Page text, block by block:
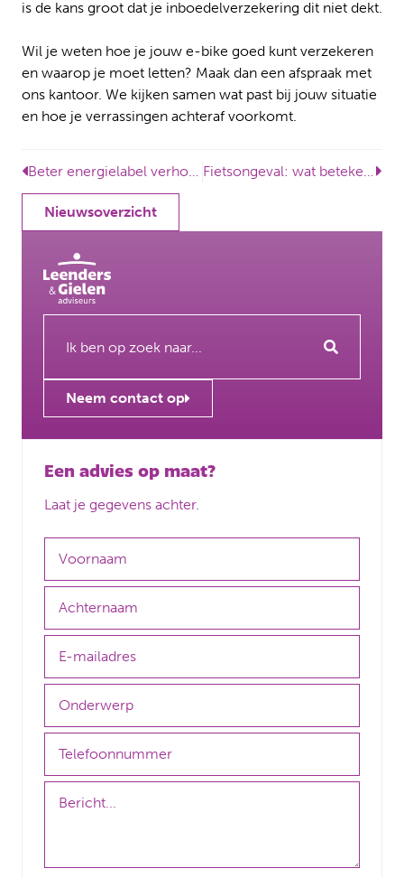
is de kans groot dat je inboedelverzekering dit niet dekt.
Wil je weten hoe je jouw e-bike goed kunt verzekeren
en waarop je moet letten? Maak dan een afspraak met
ons kantoor. We kijken samen wat past bij jouw situatie
en hoe je verrassingen achteraf voorkomt.
Beter energielabel verhoogt de waarde van je woning Fietsongeval: wat betekent het financieel voor jou?
Nieuwsoverzicht
Neem contact op
Een advies op maat?
Laat je gegevens achter.